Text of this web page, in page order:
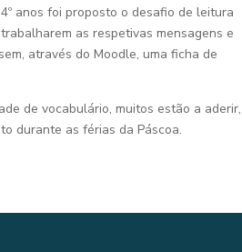
anos foi proposto o desafio de leitura
as respetivas mensagens e
através do Moodle, uma ficha de
de vocabulário, muitos estão a aderir,
durante as férias da Páscoa.